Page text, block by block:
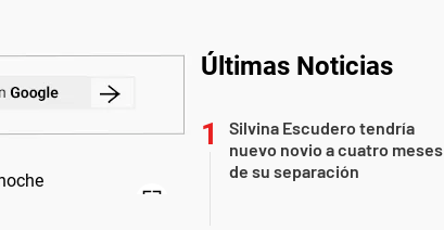
Últimas Noticias
Silvina Escudero tendría
nuevo novio a cuatro meses
de su separación